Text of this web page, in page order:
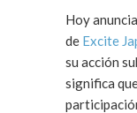
Hoy
de Excite
su acción
significa